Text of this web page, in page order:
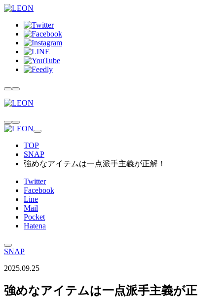
TOP
SNAP
強めなアイテムは一点派手主義が正解！
Twitter
Facebook
Line
Mail
Pocket
Hatena
SNAP
2025.09.25
強めなアイテムは一点派手主義が正